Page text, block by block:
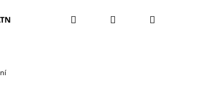
PROBLÉM PLETI O NÁS
Hledat PřihlášeníNákupní